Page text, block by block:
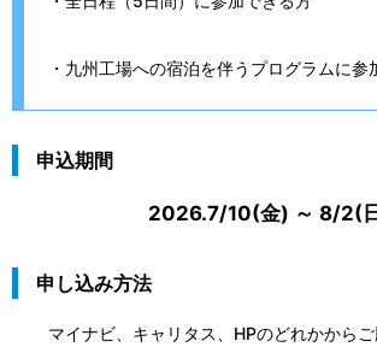
・九州工場への宿泊を伴うプログラムに参
申込期間
2026.7/10(金) ～ 8/2(
申し込み方法
マイナビ、キャリタス、HPのどれかからご